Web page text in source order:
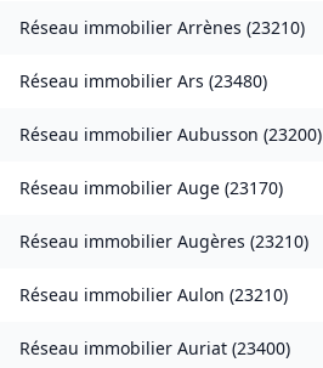
Réseau immobilier Arrènes (23210)
Réseau immobilier Ars (23480)
Réseau immobilier Aubusson (23200)
Réseau immobilier Auge (23170)
Réseau immobilier Augères (23210)
Réseau immobilier Aulon (23210)
Réseau immobilier Auriat (23400)